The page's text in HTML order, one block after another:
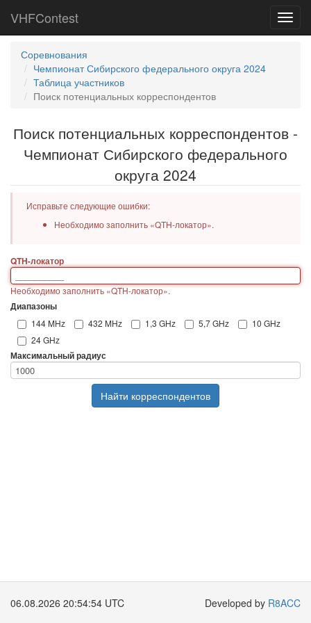
VHFContest
Соревнования
Чемпионат Сибирского федерального округа 2024
Таблица участников
Поиск потенциальных корреспондентов
Поиск потенциальных корреспондентов -
Чемпионат Сибирского федерального
округа 2024
Исправьте следующие ошибки:
Необходимо заполнить «QTH-локатор».
QTH-локатор
Необходимо заполнить «QTH-локатор».
Диапазоны
144 MHz 432 MHz 1,3 GHz 5,7 GHz
10 GHz
24 GHz
Максимальный радиус
Найти корреспондентов
06.08.2026 20:54:54 UTC Developed by R8ACC